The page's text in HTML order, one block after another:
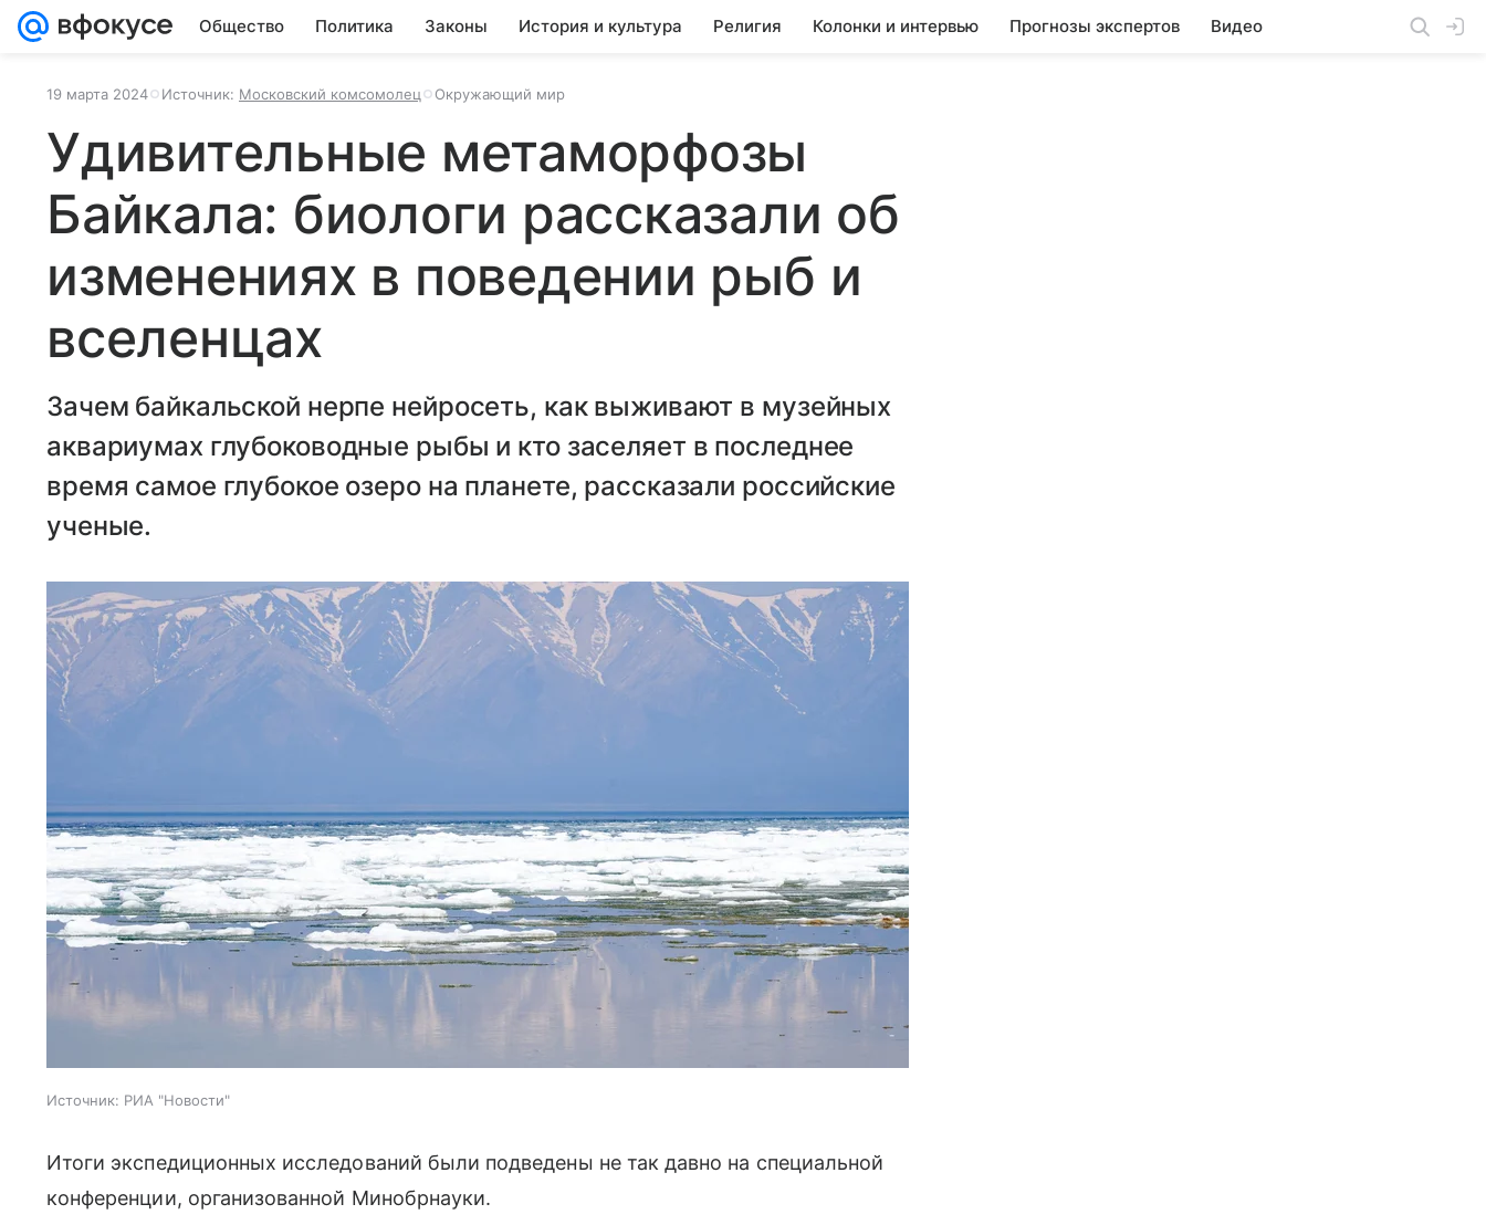
Общество Политика Законы История и культура Религия Колонки и интервью Прогнозы экспертов Видео
19 марта 2024 Источник: Московский комсомолец Окружающий мир
Удивительные метаморфозы
Байкала: биологи рассказали об
изменениях в поведении рыб и
вселенцах
Зачем байкальской нерпе нейросеть, как выживают в музейных
аквариумах глубоководные рыбы и кто заселяет в последнее
время самое глубокое озеро на планете, рассказали российские
ученые.
Источник: РИА "Новости"
Итоги экспедиционных исследований были подведены не так давно на специальной
конференции, организованной Минобрнауки.